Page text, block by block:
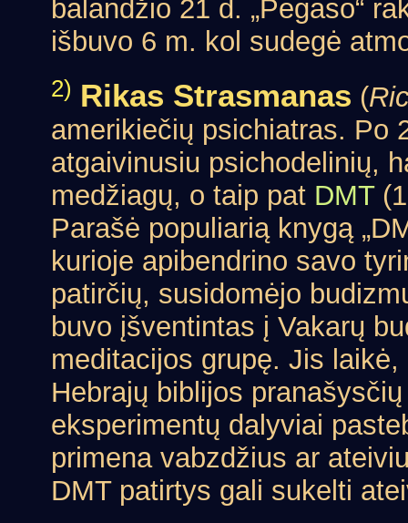
balandžio 21 d. „Pegaso“
išbuvo 6 m. kol sudegė
2) Rikas Strasmanas (
amerikiečių psichiatras. Po
atgaivinusiu psichodelinių,
medžiagų, o taip pat DMT
Parašė populiarią knygą
kurioje apibendrino savo
patirčių, susidomėjo
buvo įšventintas į Vakarų
meditacijos grupę. Jis
Hebrajų biblijos
eksperimentų dalyviai
primena vabzdžius ar
DMT patirtys gali sukelti